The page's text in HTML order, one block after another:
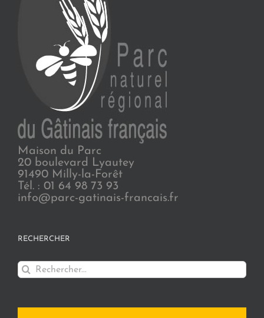
Maison du Parc
20 boulevard Lyautey
91490 Milly-la-Forêt
Tél. : 01 64 98 73 93
info@parc-gatinais-francais.fr
RECHERCHER
Rechercher: